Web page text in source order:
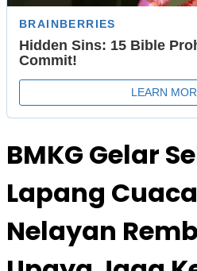
BMKG Gelar
Lapang
Nelayan